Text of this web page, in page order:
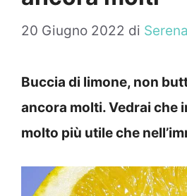
20 Giugno 2022 di
Buccia di limone, non
ancora molti. Vedrai che
molto più utile che